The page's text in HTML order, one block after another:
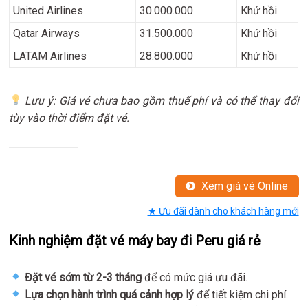
United Airlines
30.000.000
Khứ hồi
Qatar Airways
31.500.000
Khứ hồi
LATAM Airlines
28.800.000 Khứ hồi
Lưu ý: Giá vé chưa bao gồm thuế phí và có thể thay đổi
tùy vào thời điểm đặt vé.
Xem giá vé Online
★ Ưu đãi dành cho khách hàng mới
Kinh nghiệm đặt vé máy bay đi Peru giá rẻ
Đặt vé sớm từ 2-3 thángđể có mức giá ưu đãi.
Lựa chọn hành trình quá cảnh hợp lýđể tiết kiệm chi phí.